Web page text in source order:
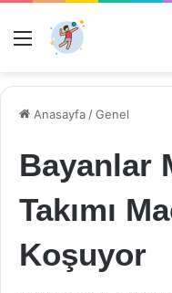
Menü
Anasayfa /Genel
Bayanlar
Takımı
Koşuyor